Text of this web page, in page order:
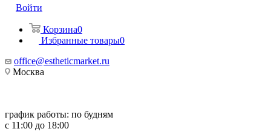
Войти
Корзина0
Избранные товары0
office@estheticmarket.ru
Москва
график работы: по будням
с 11:00 до 18:00